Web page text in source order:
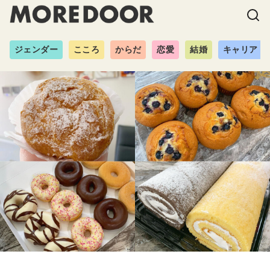
ジェンダー こころ からだ 恋愛 結婚 キャリア